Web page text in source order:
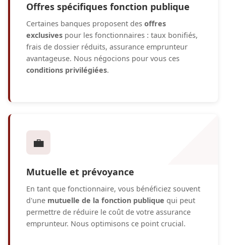
Offres spécifiques fonction publique
Certaines banques proposent des offres
exclusives pour les fonctionnaires : taux bonifiés,
frais de dossier réduits, assurance emprunteur
avantageuse. Nous négocions pour vous ces
conditions privilégiées.
💼
Mutuelle et prévoyance
En tant que fonctionnaire, vous bénéficiez souvent
d'une mutuelle de la fonction publique qui peut
permettre de réduire le coût de votre assurance
emprunteur. Nous optimisons ce point crucial.